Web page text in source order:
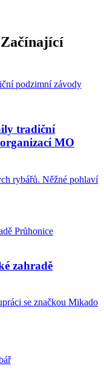
tradiční
MO
rybářů. Něžné pohlaví
zahradě
se značkou Mikado